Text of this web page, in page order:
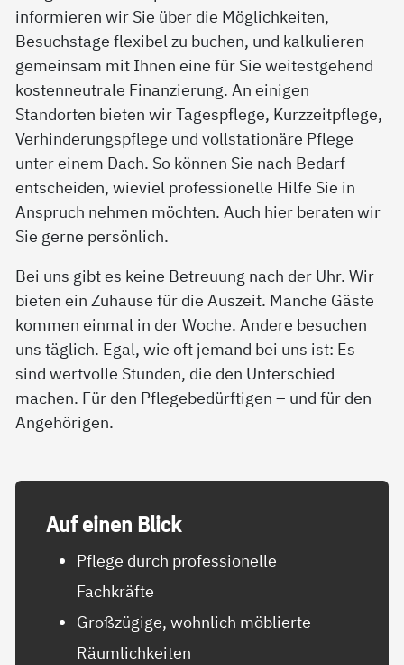
informieren wir Sie über die Möglichkeiten,
Besuchstage flexibel zu buchen, und kalkulieren
gemeinsam mit Ihnen eine für Sie weitestgehend
kostenneutrale Finanzierung. An einigen
Standorten bieten wir Tagespflege, Kurzzeitpflege,
Verhinderungspflege und vollstationäre Pflege
unter einem Dach. So können Sie nach Bedarf
entscheiden, wieviel professionelle Hilfe Sie in
Anspruch nehmen möchten. Auch hier beraten wir
Sie gerne persönlich.
Bei uns gibt es keine Betreuung nach der Uhr. Wir
bieten ein Zuhause für die Auszeit. Manche Gäste
kommen einmal in der Woche. Andere besuchen
uns täglich. Egal, wie oft jemand bei uns ist: Es
sind wertvolle Stunden, die den Unterschied
machen. Für den Pflegebedürftigen – und für den
Angehörigen.
Auf ei­nen Blick
Pflege durch professionelle
Fachkräfte
Großzügige, wohnlich möblierte
Räumlichkeiten